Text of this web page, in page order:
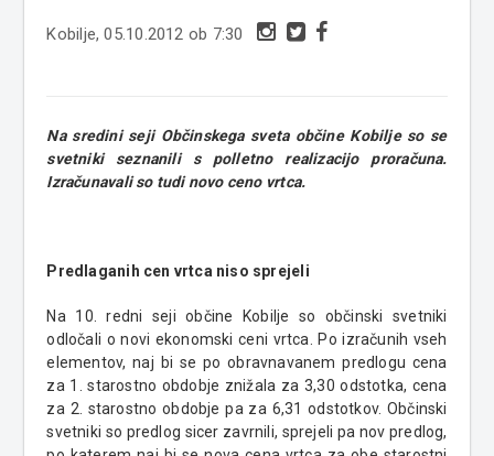
Kobilje, 05.10.2012 ob 7:30
Na sredini seji Občinskega sveta občine Kobilje so se
svetniki seznanili s polletno realizacijo proračuna.
Izračunavali so tudi novo ceno vrtca.
Predlaganih cen vrtca niso sprejeli
Na 10. redni seji občine Kobilje so občinski svetniki
odločali o novi ekonomski ceni vrtca. Po izračunih vseh
elementov, naj bi se po obravnavanem predlogu cena
za 1. starostno obdobje znižala za 3,30 odstotka, cena
za 2. starostno obdobje pa za 6,31 odstotkov. Občinski
svetniki so predlog sicer zavrnili, sprejeli pa nov predlog,